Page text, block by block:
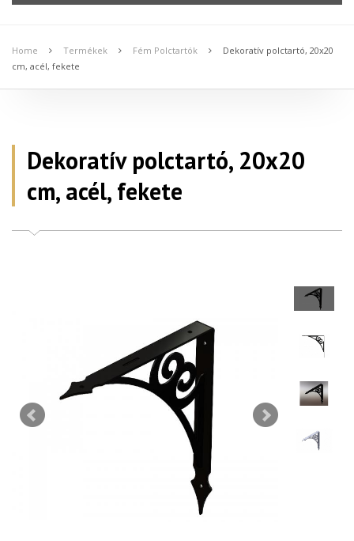
Home Termékek Fém Polctartók
Dekoratív polctartó, 20x20
cm, acél, fekete
Dekoratív polctartó, 20x20
cm, acél, fekete